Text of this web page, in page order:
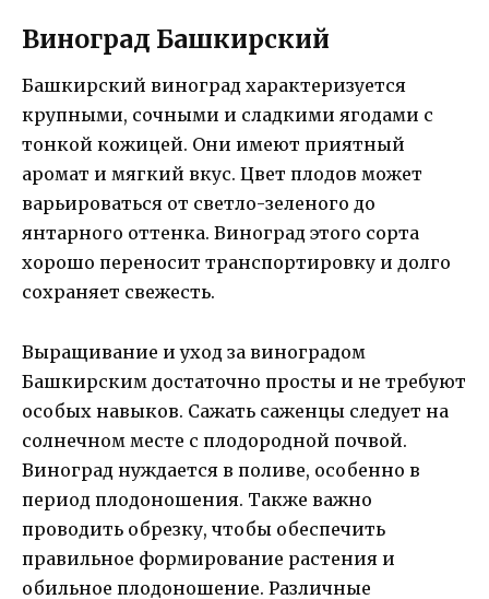
Виноград Башкирский
Башкирский виноград характеризуется
крупными, сочными и сладкими ягодами с
тонкой кожицей. Они имеют приятный
аромат и мягкий вкус. Цвет плодов может
варьироваться от светло-зеленого до
янтарного оттенка. Виноград этого сорта
хорошо переносит транспортировку и долго
сохраняет свежесть.
Выращивание и уход за виноградом
Башкирским достаточно просты и не требуют
особых навыков. Сажать саженцы следует на
солнечном месте с плодородной почвой.
Виноград нуждается в поливе, особенно в
период плодоношения. Также важно
проводить обрезку, чтобы обеспечить
правильное формирование растения и
обильное плодоношение. Различные